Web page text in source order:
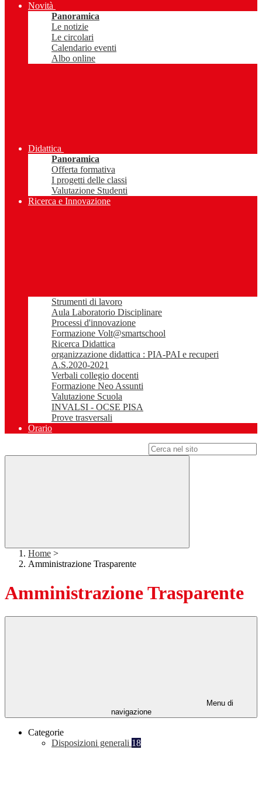
Novità
Panoramica
Le notizie
Le circolari
Calendario eventi
Albo online
Didattica
Panoramica
Offerta formativa
I progetti delle classi
Valutazione Studenti
Ricerca e Innovazione
Strumenti di lavoro
Aula Laboratorio Disciplinare
Processi d'innovazione
Formazione Volt@smartschool
Ricerca Didattica
organizzazione didattica : PIA-PAI e recuperi
A.S.2020-2021
Verbali collegio docenti
Formazione Neo Assunti
Valutazione Scuola
INVALSI - OCSE PISA
Prove trasversali
Orario
Home >
Amministrazione Trasparente
Amministrazione Trasparente
Menu di
navigazione
Categorie
Disposizioni generali 18